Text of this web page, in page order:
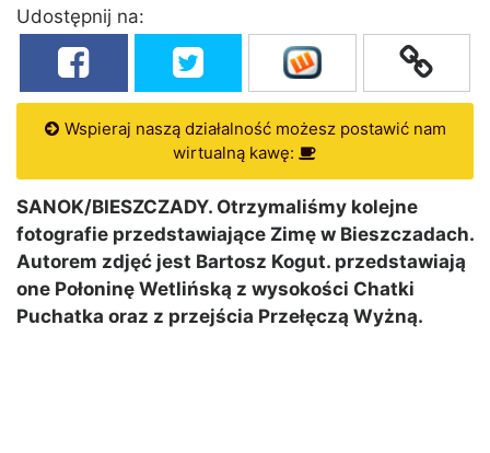
Udostępnij na:
Wspieraj naszą działalność możesz postawić nam
wirtualną kawę:
SANOK/BIESZCZADY. Otrzymaliśmy kolejne
fotografie przedstawiające Zimę w Bieszczadach.
Autorem zdjęć jest Bartosz Kogut. przedstawiają
one Połoninę Wetlińską z wysokości Chatki
Puchatka oraz z przejścia Przełęczą Wyżną.